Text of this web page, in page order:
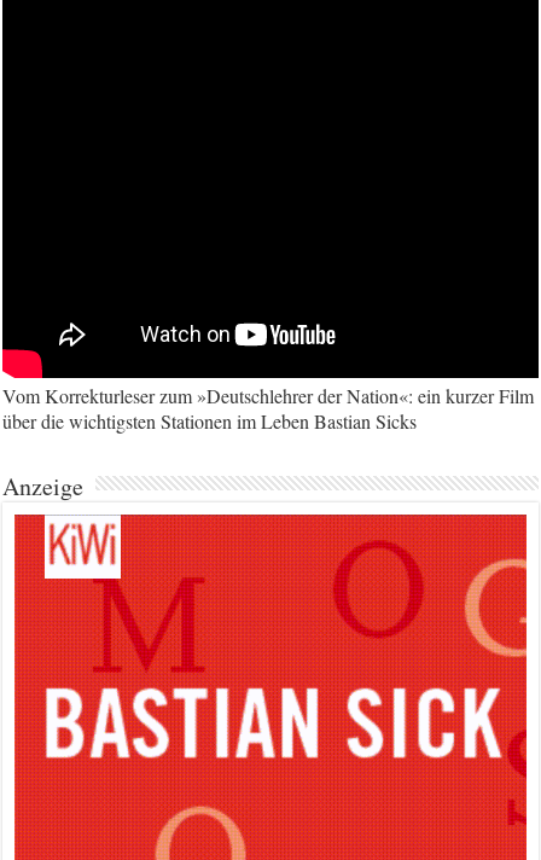
Vom Korrekturleser zum »Deutschlehrer der Nation«: ein kurzer Film
über die wichtigsten Stationen im Leben Bastian Sicks
Anzeige